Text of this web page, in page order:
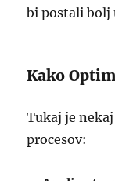
bi postali
Kako
Tukaj je
procesov: